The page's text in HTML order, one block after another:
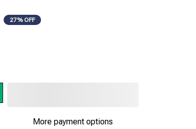
27% OFF
More payment options